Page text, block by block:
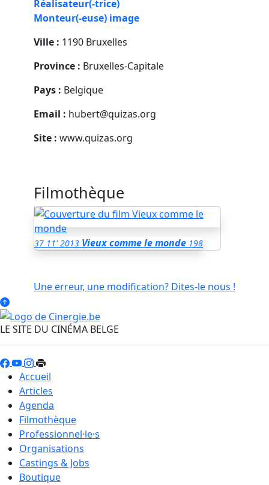
Réalisateur(-trice)
Monteur(-euse) image
Ville : 1190 Bruxelles
Province : Bruxelles-Capitale
Pays : Belgique
Email : hubert@quizas.org
Site : www.quizas.org
Filmothèque
37 11' 2013 Vieux comme le monde 198
Une erreur, une modification? Dites-le nous !
LE SITE DU CINÉMA BELGE
Accueil
Articles
Agenda
Filmothèque
Professionnel·le·s
Organisations
Castings & Jobs
Boutique